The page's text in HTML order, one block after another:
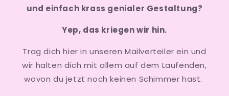
und einfach krass genialer Gestaltung?
Yep, das kriegen wir hin.
Trag dich hier in unseren Mailverteiler ein und
wir halten dich mit allem auf dem Laufenden,
wovon du jetzt noch keinen Schimmer hast.